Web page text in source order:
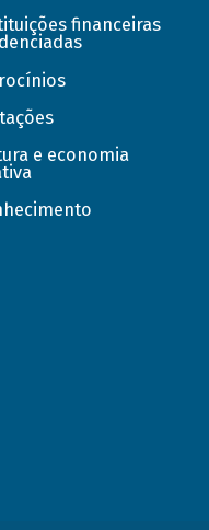
financeiras
e economia